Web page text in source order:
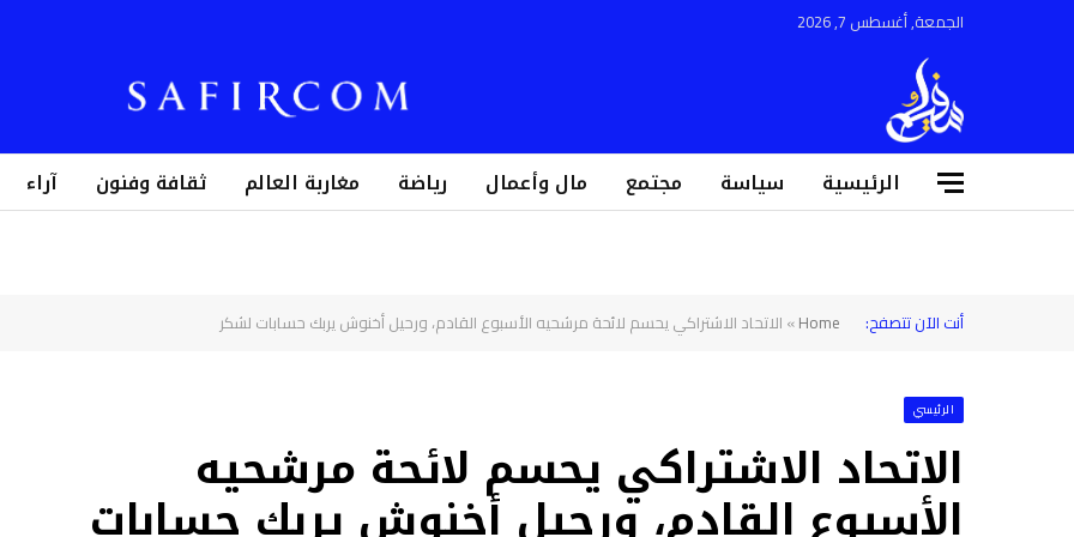
الجمعة, أغسطس 7, 2026
الرئيسية سياسة مجتمع مال وأعمال رياضة مغاربة العالم ثقافة وفنون آراء
أنت الآن تتصفح: Home
» الاتحاد الاشتراكي يحسم لائحة مرشحيه الأسبوع القادم، ورحيل أخنوش يربك حسابات لشكر
الرئيسي
الاتحاد الاشتراكي يحسم لائحة مرشحيه
الأسبوع القادم، ورحيل أخنوش يربك حسابات